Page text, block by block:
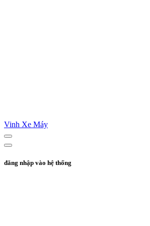
Vinh Xe Máy
đăng nhập vào hệ thống